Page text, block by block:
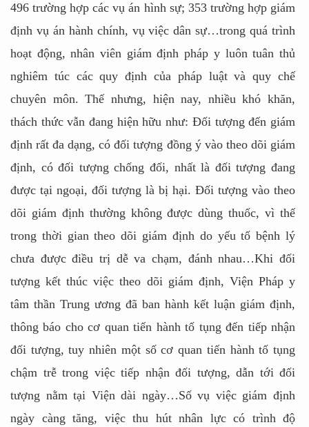
496 trường hợp các vụ án hình sự; 353 trường hợp giám
định vụ án hành chính, vụ việc dân sự…trong quá trình
hoạt động, nhân viên giám định pháp y luôn tuân thủ
nghiêm túc các quy định của pháp luật và quy chế
chuyên môn. Thế nhưng, hiện nay, nhiều khó khăn,
thách thức vẫn đang hiện hữu như: Đối tượng đến giám
định rất đa dạng, có đối tượng đồng ý vào theo dõi giám
định, có đối tượng chống đối, nhất là đối tượng đang
được tại ngoại, đối tượng là bị hại. Đối tượng vào theo
dõi giám định thường không được dùng thuốc, vì thế
trong thời gian theo dõi giám định do yếu tố bệnh lý
chưa được điều trị dễ va chạm, đánh nhau…Khi đối
tượng kết thúc việc theo dõi giám định, Viện Pháp y
tâm thần Trung ương đã ban hành kết luận giám định,
thông báo cho cơ quan tiến hành tố tụng đến tiếp nhận
đối tượng, tuy nhiên một số cơ quan tiến hành tố tụng
chậm trễ trong việc tiếp nhận đối tượng, dẫn tới đối
tượng nằm tại Viện dài ngày…Số vụ việc giám định
ngày càng tăng, việc thu hút nhân lực có trình độ